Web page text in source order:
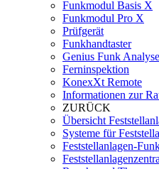
Funkmodul Basis X
Funkmodul Pro X
Prüfgerät
Funkhandtaster
Genius Funk
Ferninspektion
KonexXt Remote
Informationen zur
ZURÜCK
Übersicht
Systeme für
Feststellanlagen-